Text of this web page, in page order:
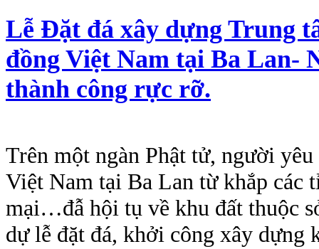
Lễ Đặt đá xây dựng Trung
đồng Việt Nam tại Ba Lan-
thành công rực rỡ.
Trên một ngàn Phật tử, người
Việt Nam tại Ba Lan từ khắp các
mại…đẫ hội tụ về khu đất thuộc
dự lễ đặt đá, khởi công xây dựng